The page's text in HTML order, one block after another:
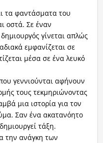
τα φαντάσματα του
οστά. Σε έναν
γίνεται απλώς
εμφανίζεται σε
μέσα σε ένα λευκό
γεννιούνται αφήνουν
τους τεκμηριώνοντας
μια ιστορία για τον
Σαν ένα ακατανόητο
τάξη.
την ανάγκη των